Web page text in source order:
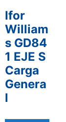
Ifor
William
s GD84
1 EJE S
Carga
Genera
l